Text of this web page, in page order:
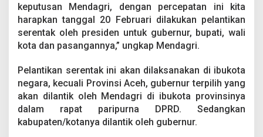
keputusan Mendagri, dengan percepatan ini kita
harapkan tanggal 20 Februari dilakukan pelantikan
serentak oleh presiden untuk gubernur, bupati, wali
kota dan pasangannya,” ungkap Mendagri.
Pelantikan serentak ini akan dilaksanakan di ibukota
negara, kecuali Provinsi Aceh, gubernur terpilih yang
akan dilantik oleh Mendagri di ibukota provinsinya
dalam rapat paripurna DPRD. Sedangkan
kabupaten/kotanya dilantik oleh gubernur.